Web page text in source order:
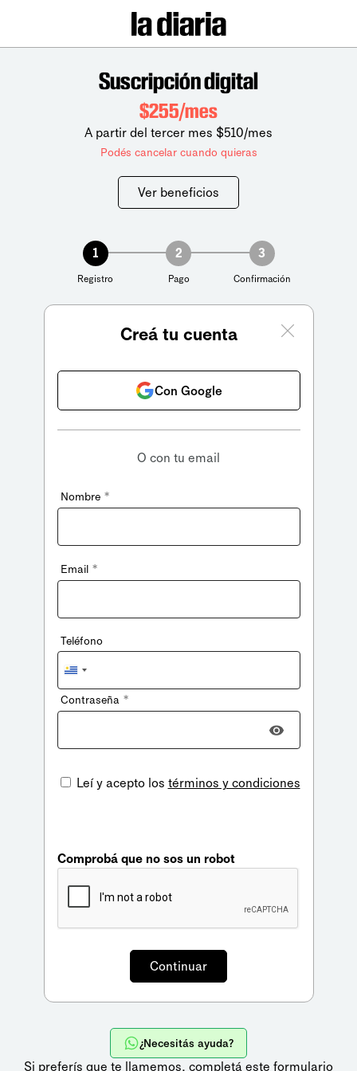
Suscripción digital
$255/mes
A partir del tercer mes $510/mes
Podés cancelar cuando quieras
Ver beneficios
1
Registro
2
Pago
3
Confirmación
Creá tu cuenta
Con Google
O con tu email
Nombre *
Email *
Teléfono
Uruguay
+598
Contraseña *
Leí y acepto los términos y condiciones
Comprobá que no sos un robot
¿Necesitás ayuda?
Si preferís que te llamemos, completá este formulario